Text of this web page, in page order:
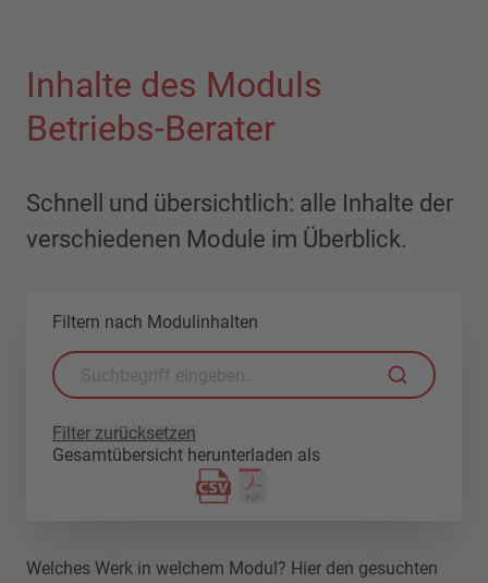
Inhalte des Moduls
Betriebs-Berater
Schnell und übersichtlich: alle Inhalte der
verschiedenen Module im Überblick.
Filtern nach Modulinhalten
Filter zurücksetzen
Gesamtübersicht herunterladen als
Welches Werk in welchem Modul? Hier den gesuchten